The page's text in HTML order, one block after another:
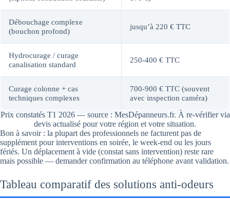
Débouchage complexe
(bouchon profond)
jusqu’à 220 € TTC
Hydrocurage / curage
canalisation standard
250-400 € TTC
Curage colonne + cas
techniques complexes
700-900 € TTC (souvent
avec inspection caméra)
Prix constatés T1 2026 — source : MesDépanneurs.fr. À re-vérifier via
devis actualisé pour votre région et votre situation.
Bon à savoir : la plupart des professionnels ne facturent pas de
supplément pour interventions en soirée, le week-end ou les jours
fériés. Un déplacement à vide (constat sans intervention) reste rare
mais possible — demander confirmation au téléphone avant validation.
Tableau comparatif des solutions anti-odeurs